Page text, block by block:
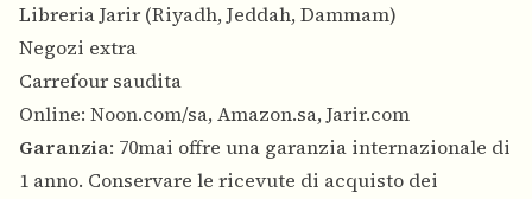
Libreria Jarir (Riyadh, Jeddah, Dammam)
Negozi extra
Carrefour saudita
Online: Noon.com/sa, Amazon.sa, Jarir.com
Garanzia: 70mai offre una garanzia internazionale di
1 anno. Conservare le ricevute di acquisto dei